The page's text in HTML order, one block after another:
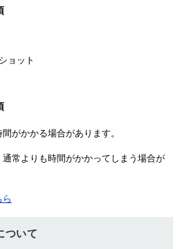
ョット
がかかる場合があります。
常よりも時間がかかってしまう場合が
ついて